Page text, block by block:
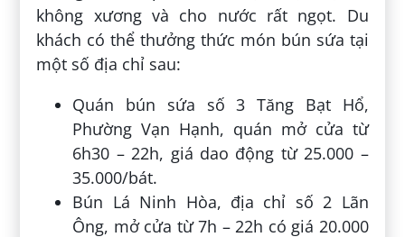
không xương và cho nước rất ngọt. Du
khách có thể thưởng thức món bún sứa tại
một số địa chỉ sau:
Quán bún sứa số 3 Tăng Bạt Hổ,
Phường Vạn Hạnh, quán mở cửa từ
6h30 – 22h, giá dao động từ 25.000 –
35.000/bát.
Bún Lá Ninh Hòa, địa chỉ số 2 Lãn
Ông, mở cửa từ 7h – 22h có giá 20.000